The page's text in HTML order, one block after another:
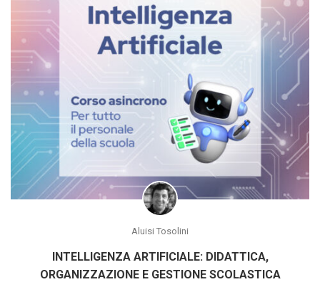
Aluisi Tosolini
INTELLIGENZA ARTIFICIALE: DIDATTICA,
ORGANIZZAZIONE E GESTIONE SCOLASTICA